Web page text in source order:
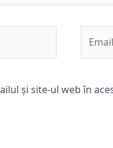
și site-ul web în